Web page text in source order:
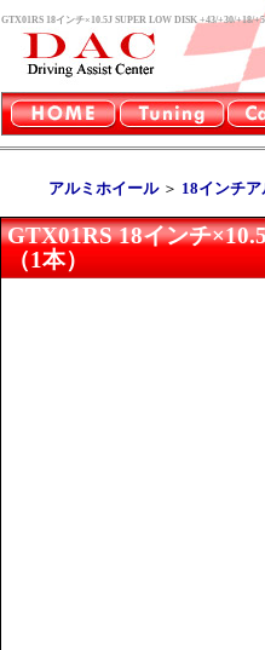
GTX01RS 18インチ×10.5J SUPER LOW DISK +43/+30/
アルミホイール＞ 18インチ
GTX01RS 18インチ
（1本）